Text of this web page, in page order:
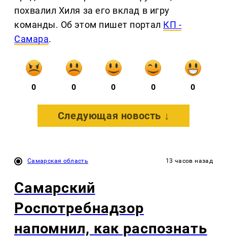
похвалил Хиля за его вклад в игру
команды. Об этом пишет портал КП -
Самара.
0 0 0 0 0
Следующая новость ↓
Самарская область 13 часов назад
Самарский
Роспотребнадзор
напомнил, как распознать